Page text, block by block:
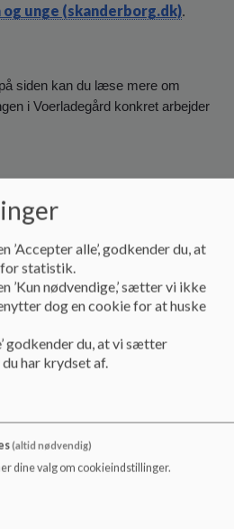
og unge (skanderborg.dk).
siden kan du læse mere om
i Voerladegård konkret arbejder
Kostpolitik for Landsbyordningen i Voerladegård ver 2.pdf
for skole m. fritidsdel.pdf
’Accepter alle’, godkender du, at
statistik.
’Kun nødvendige,’ sætter vi ikke
dog en cookie for at huske
godkender du, at vi sætter
har krydset af.
(altid nødvendig)
dine valg om cookieindstillinger.